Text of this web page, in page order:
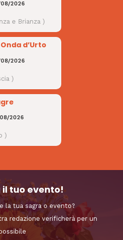
2026
e Brianza)
d’Urto
2026
)
2026
)
il tuo evento!
la tua sagra o evento?
redazione verificherà per un